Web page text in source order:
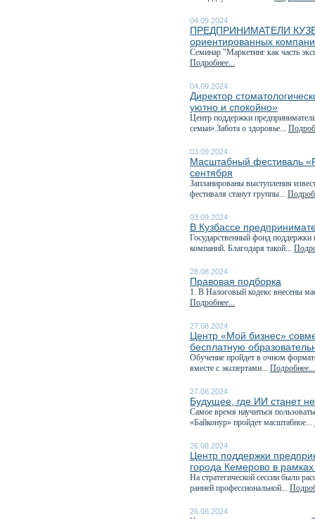
04.09.2024
ПРЕДПРИНИМАТЕЛИ
ориентированных
Семинар "Маркетинг как часть
Подробнее...
04.09.2024
Директор
уютно и спокойно»
Центр поддержки
семьи».Забота о здоровье...
03.09.2024
Масштабный фестиваль
сентября
Запланированы выступления
фестиваля станут группы...
03.09.2024
В Кузбассе
Государственный фонд поддержки
компаний. Благодаря такой...
28.08.2024
Правовая подборка
1. В Налоговый кодекс внесены
Подробнее...
27.08.2024
Центр «Мой бизнес»
бесплатную
Обучение пройдет в очном
вместе с экспертами... Подробнее...
27.08.2024
Будущее, где ИИ станет
Самое время научиться
«Байконур» пройдет масштабное...
26.08.2024
Центр поддержки
города Кемерово в
На стратегической сессии были
ранней профессиональной...
26.08.2024